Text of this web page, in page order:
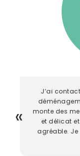
J’ai
monte des
et délicat
agréable. Je